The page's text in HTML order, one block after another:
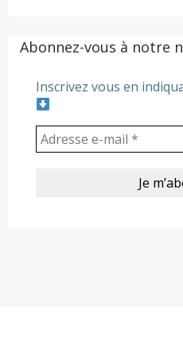
Abonnez-vous à notre
Inscrivez vous en